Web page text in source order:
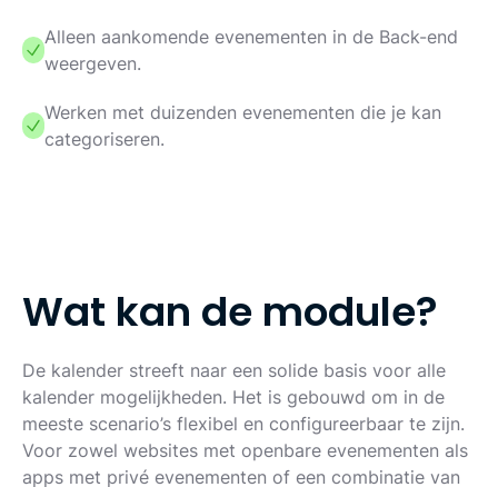
Alleen aankomende evenementen in de Back-end
weergeven.
Werken met duizenden evenementen die je kan
categoriseren.
Wat kan de module?
De kalender streeft naar een solide basis voor alle
kalender mogelijkheden. Het is gebouwd om in de
meeste scenario’s flexibel en configureerbaar te zijn.
Voor zowel websites met openbare evenementen als
apps met privé evenementen of een combinatie van